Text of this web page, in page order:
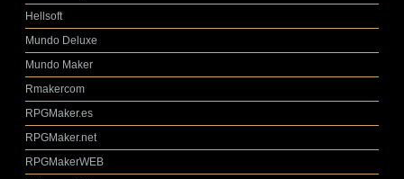
Hellsoft
Mundo Deluxe
Mundo Maker
Rmakercom
RPGMaker.es
RPGMaker.net
RPGMakerWEB